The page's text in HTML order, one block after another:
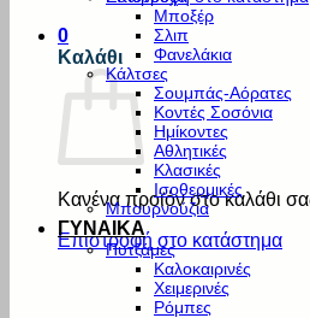
0
Καλάθι
Κανένα προϊόν στο καλάθι
Επιστροφή στο κατάστημα
Μποξέρ
Σλιπ
Φανελάκια
Κάλτσες
Σουμπάς-Αόρατες
Κοντές Σοσόνια
Ημίκοντες
Αθλητικές
Κλασικές
Ισοθερμικές
Μπουρνούζια
ΓΥΝΑΙΚΑ
Πυτζάμες
Καλοκαιρινές
Χειμερινές
Ρόμπες